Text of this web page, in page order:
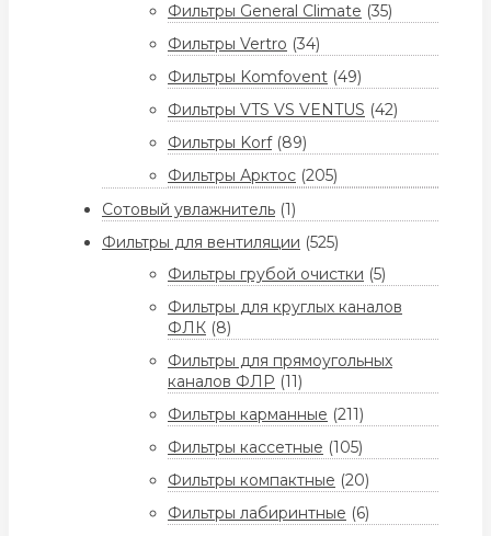
Фильтры General Climate (35)
Фильтры Vertro (34)
Фильтры Komfovent (49)
Фильтры VTS VS VENTUS (42)
Фильтры Korf (89)
Фильтры Арктос (205)
Сотовый увлажнитель (1)
Фильтры для вентиляции (525)
Фильтры грубой очистки (5)
Фильтры для круглых каналов
ФЛК (8)
Фильтры для прямоугольных
каналов ФЛР (11)
Фильтры карманные (211)
Фильтры кассетные (105)
Фильтры компактные (20)
Фильтры лабиринтные (6)